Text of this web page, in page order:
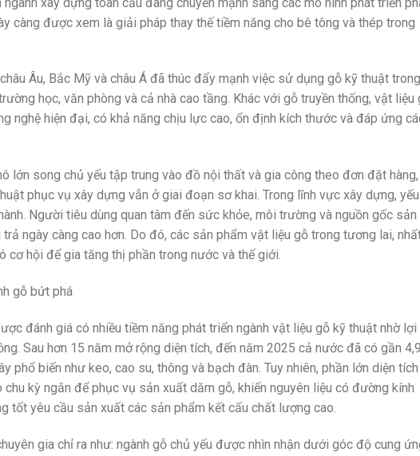
càng được xem là giải pháp thay thế tiềm năng cho bê tông và thép trong
Âu, Bắc Mỹ và châu Á đã thúc đẩy mạnh việc sử dụng gỗ kỹ thuật trong
học, văn phòng và cả nhà cao tầng. Khác với gỗ truyền thống, vật liệu
nghệ hiện đại, có khả năng chịu lực cao, ổn định kích thước và đáp ứng
lớn song chủ yếu tập trung vào đồ nội thất và gia công theo đơn đặt hàng,
phục vụ xây dựng vẫn ở giai đoạn sơ khai. Trong lĩnh vực xây dựng,
Người tiêu dùng quan tâm đến sức khỏe, môi trường và nguồn gốc sản
ngày càng cao hơn. Do đó, các sản phẩm vật liệu gỗ trong tương lai,
cơ hội để gia tăng thị phần trong nước và thế giới.
gỗ bứt phá
đánh giá có nhiều tiềm năng phát triển ngành vật liệu gỗ kỹ thuật nhờ lợi
Sau hơn 15 năm mở rộng diện tích, đến năm 2025 cả nước đã có gần 4,9
phổ biến như keo, cao su, thông và bạch đàn. Tuy nhiên, phần lớn diện tích
kỳ ngắn để phục vụ sản xuất dăm gỗ, khiến nguyên liệu có đường kính
tốt yêu cầu sản xuất các sản phẩm kết cấu chất lượng cao.
gia chỉ ra như: ngành gỗ chủ yếu được nhìn nhận dưới góc độ cung